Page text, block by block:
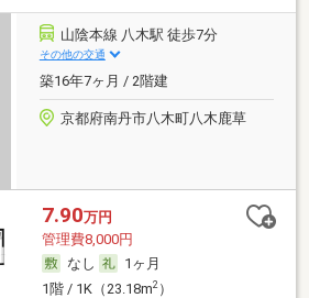
山陰本線 八木駅 徒歩7分
その他の交通
築16年7ヶ月 / 2階建
京都府南丹市八木町八木鹿草
7.90万円
管理費8,000円
なし
1ヶ月
1階 / 1K（23.18m2）